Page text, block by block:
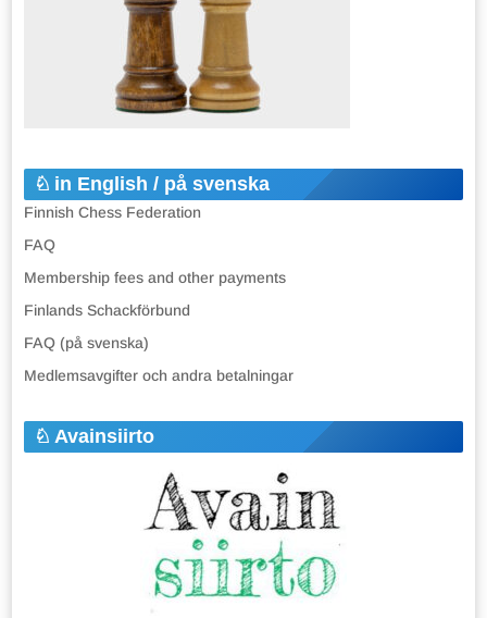
in English / på svenska
Finnish Chess Federation
FAQ
Membership fees and other payments
Finlands Schackförbund
FAQ (på svenska)
Medlemsavgifter och andra betalningar
Avainsiirto